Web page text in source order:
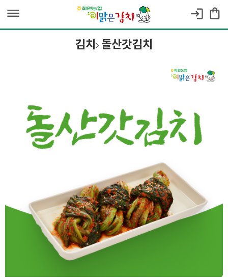
dehaze login shopping_bag
김치 돌산갓김치